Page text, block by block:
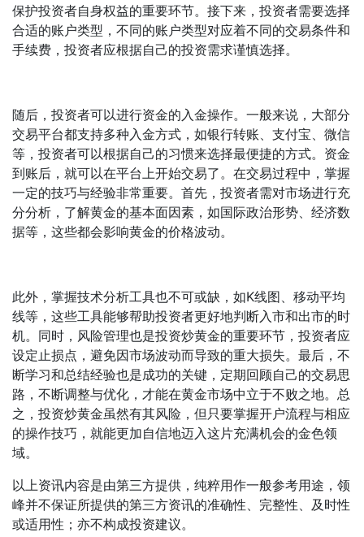
保护投资者自身权益的重要环节。接下来，投资者需要选择
合适的账户类型，不同的账户类型对应着不同的交易条件和
手续费，投资者应根据自己的投资需求谨慎选择。
随后，投资者可以进行资金的入金操作。一般来说，大部分
交易平台都支持多种入金方式，如银行转账、支付宝、微信
等，投资者可以根据自己的习惯来选择最便捷的方式。资金
到账后，就可以在平台上开始交易了。在交易过程中，掌握
一定的技巧与经验非常重要。首先，投资者需对市场进行充
分分析，了解黄金的基本面因素，如国际政治形势、经济数
据等，这些都会影响黄金的价格波动。
此外，掌握技术分析工具也不可或缺，如K线图、移动平均
线等，这些工具能够帮助投资者更好地判断入市和出市的时
机。同时，风险管理也是投资炒黄金的重要环节，投资者应
设定止损点，避免因市场波动而导致的重大损失。最后，不
断学习和总结经验也是成功的关键，定期回顾自己的交易思
路，不断调整与优化，才能在黄金市场中立于不败之地。总
之，投资炒黄金虽然有其风险，但只要掌握开户流程与相应
的操作技巧，就能更加自信地迈入这片充满机会的金色领
域。
以上资讯内容是由第三方提供，纯粹用作一般参考用途，领
峰并不保证所提供的第三方资讯的准确性、完整性、及时性
或适用性；亦不构成投资建议。